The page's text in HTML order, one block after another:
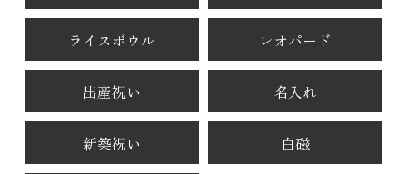
ライスボウル レオパード
出産祝い 名入れ
新築祝い 白磁